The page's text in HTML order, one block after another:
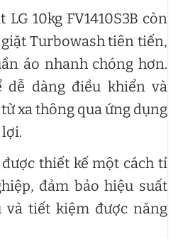
10kg FV1410S3B còn
Turbowash tiên tiến,
áo nhanh chóng hơn.
dễ dàng điều khiển và
xa thông qua ứng dụng
thiết kế một cách tỉ
đảm bảo hiệu suất
và tiết kiệm được năng